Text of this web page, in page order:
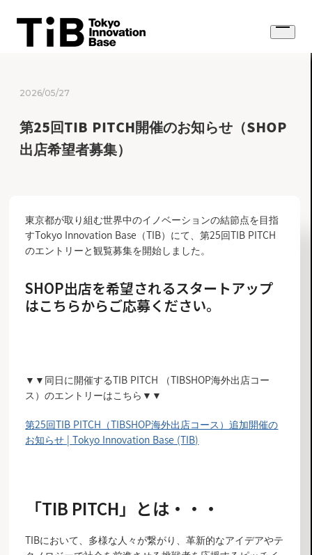
content
Open
2026/05/27
第25回TIB PITCH開催のお知らせ（SHOP
出店希望者募集）
東京都が取り組む世界中のイノベーションの結節点を目指
すTokyo Innovation Base（TIB）にて、第25回TIB PITCH
のエントリーと観覧募集を開始しました。
SHOP出店を希望されるスタートアップ
はこちらからご応募ください。
▼▼同日に開催するTIB PITCH （TIBSHOP海外出店コー
ス）のエントリーはこちら▼▼
第25回TIB PITCH（TIBSHOP海外出店コース）追加開催の
お知らせ | Tokyo Innovation Base (TIB)
「TIB PITCH」とは・・・
TIBにおいて、多様な人々が繋がり、革新的なアイデアやテ